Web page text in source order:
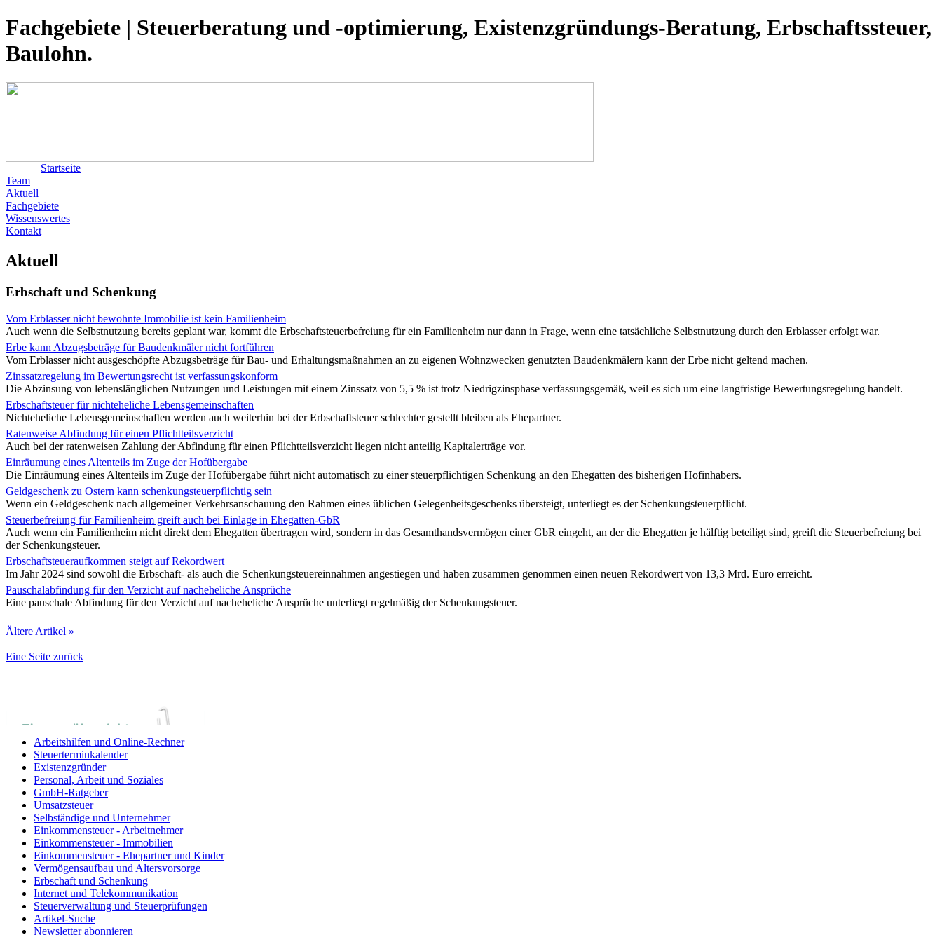
Fachgebiete | Steuerberatung und -optimierung, Existenzgründungs-Beratung, Erbschaftssteuer,
Baulohn.
Startseite
Team
Aktuell
Fachgebiete
Wissenswertes
Kontakt
Aktuell
Erbschaft und Schenkung
Vom Erblasser nicht bewohnte Immobilie ist kein Familienheim
Auch wenn die Selbstnutzung bereits geplant war, kommt die Erbschaftsteuerbefreiung für ein Familienheim nur dann in Frage, wenn eine tatsächliche Selbstnutzung durch den Erblasser erfolgt war.
Erbe kann Abzugsbeträge für Baudenkmäler nicht fortführen
Vom Erblasser nicht ausgeschöpfte Abzugsbeträge für Bau- und Erhaltungsmaßnahmen an zu eigenen Wohnzwecken genutzten Baudenkmälern kann der Erbe nicht geltend machen.
Zinssatzregelung im Bewertungsrecht ist verfassungskonform
Die Abzinsung von lebenslänglichen Nutzungen und Leistungen mit einem Zinssatz von 5,5 % ist trotz Niedrigzinsphase verfassungsgemäß, weil es sich um eine langfristige Bewertungsregelung handelt.
Erbschaftsteuer für nichteheliche Lebensgemeinschaften
Nichteheliche Lebensgemeinschaften werden auch weiterhin bei der Erbschaftsteuer schlechter gestellt bleiben als Ehepartner.
Ratenweise Abfindung für einen Pflichtteilsverzicht
Auch bei der ratenweisen Zahlung der Abfindung für einen Pflichtteilsverzicht liegen nicht anteilig Kapitalerträge vor.
Einräumung eines Altenteils im Zuge der Hofübergabe
Die Einräumung eines Altenteils im Zuge der Hofübergabe führt nicht automatisch zu einer steuerpflichtigen Schenkung an den Ehegatten des bisherigen Hofinhabers.
Geldgeschenk zu Ostern kann schenkungsteuerpflichtig sein
Wenn ein Geldgeschenk nach allgemeiner Verkehrsanschauung den Rahmen eines üblichen Gelegenheitsgeschenks übersteigt, unterliegt es der Schenkungsteuerpflicht.
Steuerbefreiung für Familienheim greift auch bei Einlage in Ehegatten-GbR
Auch wenn ein Familienheim nicht direkt dem Ehegatten übertragen wird, sondern in das Gesamthandsvermögen einer GbR eingeht, an der die Ehegatten je hälftig beteiligt sind, greift die Steuerbefreiung bei
der Schenkungsteuer.
Erbschaftsteueraufkommen steigt auf Rekordwert
Im Jahr 2024 sind sowohl die Erbschaft- als auch die Schenkungsteuereinnahmen angestiegen und haben zusammen genommen einen neuen Rekordwert von 13,3 Mrd. Euro erreicht.
Pauschalabfindung für den Verzicht auf nacheheliche Ansprüche
Eine pauschale Abfindung für den Verzicht auf nacheheliche Ansprüche unterliegt regelmäßig der Schenkungsteuer.
Ältere Artikel »
Eine Seite zurück
Arbeitshilfen und Online-Rechner
Steuerterminkalender
Existenzgründer
Personal, Arbeit und Soziales
GmbH-Ratgeber
Umsatzsteuer
Selbständige und Unternehmer
Einkommensteuer - Arbeitnehmer
Einkommensteuer - Immobilien
Einkommensteuer - Ehepartner und Kinder
Vermögensaufbau und Altersvorsorge
Erbschaft und Schenkung
Internet und Telekommunikation
Steuerverwaltung und Steuerprüfungen
Artikel-Suche
Newsletter abonnieren